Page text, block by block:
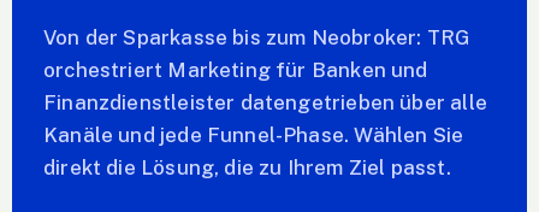
Von der Sparkasse bis zum Neobroker: TRG
orchestriert Marketing für Banken und
Finanzdienstleister datengetrieben über alle
Kanäle und jede Funnel-Phase. Wählen Sie
direkt die Lösung, die zu Ihrem Ziel passt.